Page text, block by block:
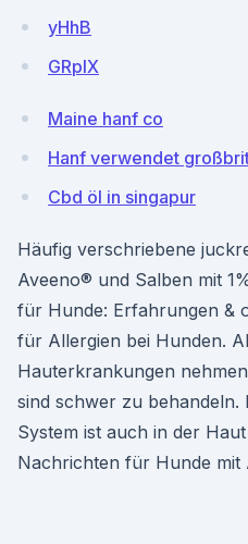
yHhB
GRpIX
Maine hanf co
Hanf verwendet
Cbd öl in singapur
Häufig verschriebene
Aveeno® und Salben mit
für Hunde: Erfahrungen &
für Allergien bei Hunden.
Hauterkrankungen
sind schwer zu behandeln.
System ist auch in der
Nachrichten für Hunde mit